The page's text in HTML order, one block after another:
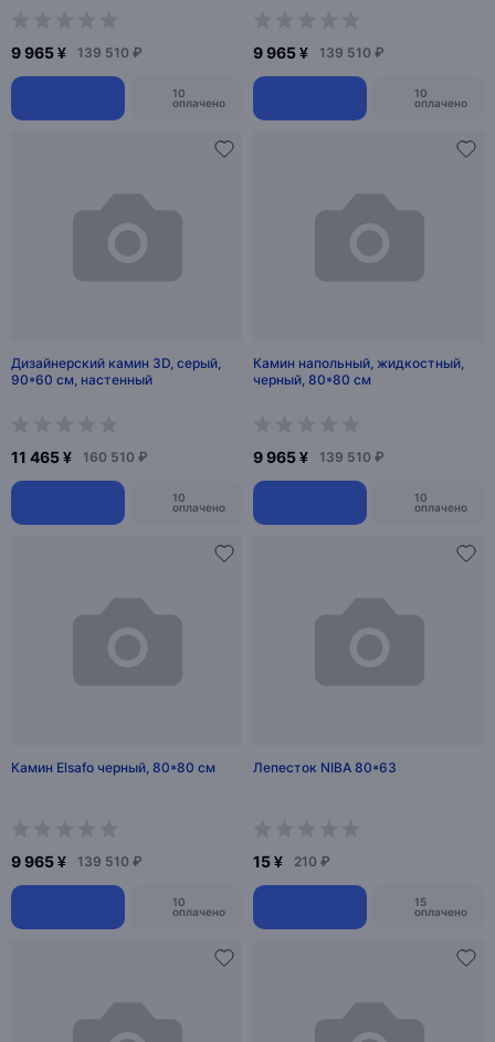
9 965 ¥ 139 510 ₽
10
оплачено
9 965 ¥ 139 510 ₽
10
оплачено
Дизайнерский камин 3D, серый,
90*60 см, настенный
11 465 ¥ 160 510 ₽
10
оплачено
Камин напольный, жидкостный,
черный, 80*80 см
9 965 ¥ 139 510 ₽
10
оплачено
Камин Elsafo черный, 80*80 см
9 965 ¥ 139 510 ₽
10
оплачено
Лепесток NIBA 80*63
15 ¥ 210 ₽
15
оплачено